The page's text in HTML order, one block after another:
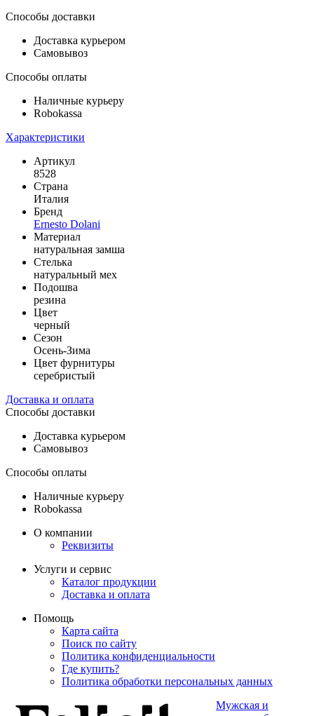
Способы доставки
Доставка курьером
Самовывоз
Способы оплаты
Наличные курьеру
Robokassa
Характеристики
Артикул
8528
Страна
Италия
Бренд
Ernesto Dolani
Материал
натуральная замша
Стелька
натуральный мех
Подошва
резина
Цвет
черный
Сезон
Осень-Зима
Цвет фурнитуры
серебристый
Доставка и оплата
Способы доставки
Доставка курьером
Самовывоз
Способы оплаты
Наличные курьеру
Robokassa
О компании
Реквизиты
Услуги и сервис
Каталог продукции
Доставка и оплата
Помощь
Карта сайта
Поиск по сайту
Политика конфиденциальности
Где купить?
Политика обработки персональных данных
Мужская и